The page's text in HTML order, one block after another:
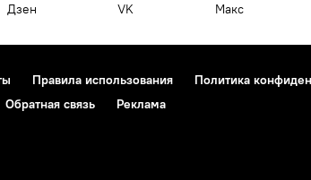
Дзен VK Макс
Правила использования Политика
Обратная связь Реклама